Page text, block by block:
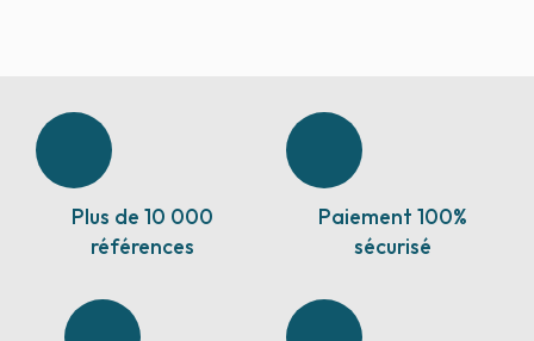
Plus de 10 000
références
Paiement 100%
sécurisé